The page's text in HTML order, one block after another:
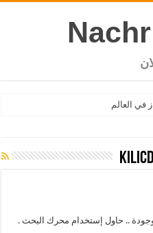
في العالم
.. حاول إستخدام محرك البحث .